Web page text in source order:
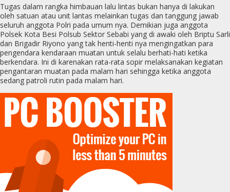
Tugas dalam rangka himbauan lalu lintas bukan hanya di lakukan
oleh satuan atau unit lantas melainkan tugas dan tanggung jawab
seluruh anggota Polri pada umum nya. Demikian juga anggota
Polsek Kota Besi Polsub Sektor Sebabi yang di awaki oleh Briptu Sarli
dan Brigadir Riyono yang tak henti-henti nya mengingatkan para
pengendara kendaraan muatan untuk selalu berhati-hati ketika
berkendara. Ini di karenakan rata-rata sopir melaksanakan kegiatan
pengantaran muatan pada malam hari sehingga ketika anggota
sedang patroli rutin pada malam hari.